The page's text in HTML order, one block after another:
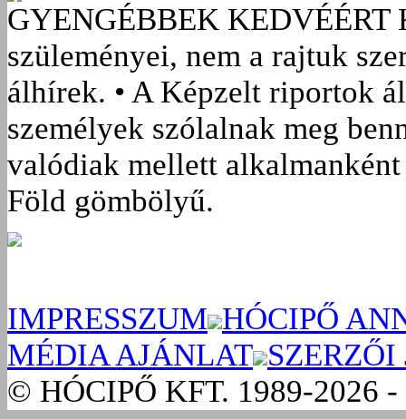
GYENGÉBBEK KEDVÉÉRT
szüleményei, nem a rajtuk
álhírek. • A Képzelt riportok
személyek szólalnak meg
valódiak mellett
Föld gömbölyű.
IMPRESSZUM HÓCIPŐ
MÉDIA AJÁNLAT SZERZŐI
© HÓCIPŐ KFT. 1989-2026